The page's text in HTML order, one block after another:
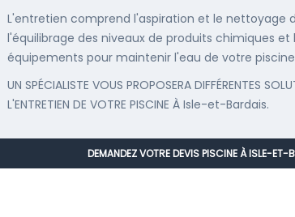
L'entretien comprend l'aspiration et le nettoyage
l'équilibrage des niveaux de produits chimiques et
équipements pour maintenir l'eau de votre
UN SPÉCIALISTE VOUS PROPOSERA DIFFÉRENTES
L'ENTRETIEN DE VOTRE PISCINE À Isle-et-Bardais.
DEMANDEZ VOTRE DEVIS PISCINE À ISLE-ET-